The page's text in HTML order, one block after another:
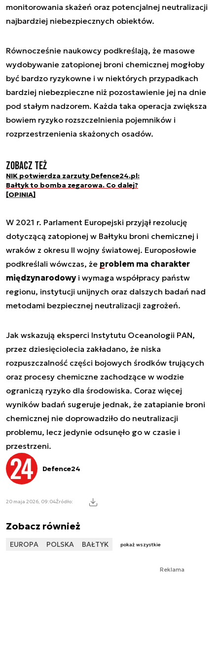
monitorowania skażeń oraz potencjalnej neutralizacji
najbardziej niebezpiecznych obiektów.
Równocześnie naukowcy podkreślają, że masowe
wydobywanie zatopionej broni chemicznej mogłoby
być bardzo ryzykowne i w niektórych przypadkach
bardziej niebezpieczne niż pozostawienie jej na dnie
pod stałym nadzorem. Każda taka operacja zwiększa
bowiem ryzyko rozszczelnienia pojemników i
rozprzestrzenienia skażonych osadów.
Zobacz też
NIK potwierdza zarzuty Defence24.pl:
Bałtyk to bomba zegarowa. Co dalej?
[OPINIA]
W 2021 r. Parlament Europejski przyjął rezolucję
dotyczącą zatopionej w Bałtyku broni chemicznej i
wraków z okresu II wojny światowej. Europosłowie
podkreślali wówczas, że problem ma charakter
międzynarodowyi wymaga współpracy państw
regionu, instytucji unijnych oraz dalszych badań nad
metodami bezpiecznej neutralizacji zagrożeń.
Jak wskazują eksperci Instytutu Oceanologii PAN,
przez dziesięciolecia zakładano, że niska
rozpuszczalność części bojowych środków trujących
oraz procesy chemiczne zachodzące w wodzie
ograniczą ryzyko dla środowiska. Coraz więcej
wyników badań sugeruje jednak, że zatapianie broni
chemicznej nie doprowadziło do neutralizacji
problemu, lecz jedynie odsunęło go w czasie i
przestrzeni.
Defence24
20 maja 2026, 09:04Źródło:
Zobacz również
EUROPA POLSKA BAŁTYK pokaż wszystkie
Reklama